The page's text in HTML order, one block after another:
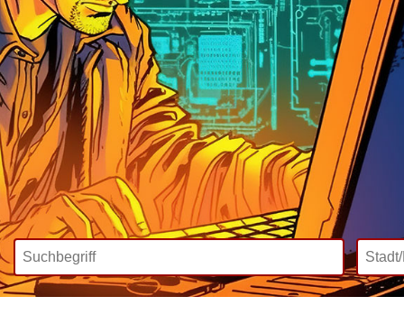
Wir bieten Inklusive